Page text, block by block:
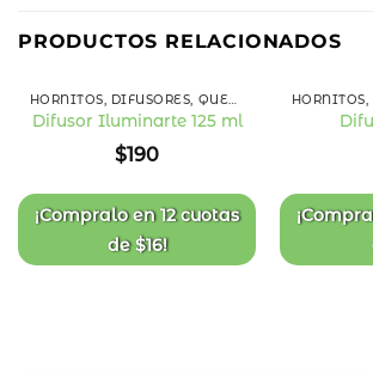
PRODUCTOS RELACIONADOS
de
deseos
HORNITOS, DIFUSORES, QUEMADORES Y ESENCIAS
Difusor Iluminarte 125 ml
$190
¡Compralo en12 cuotas
de$16!